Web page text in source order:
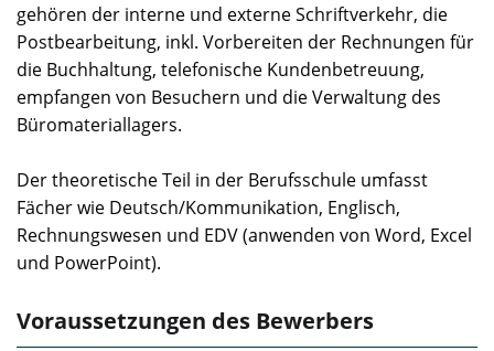
gehören der interne und externe Schriftverkehr, die
Postbearbeitung, inkl. Vorbereiten der Rechnungen für
die Buchhaltung, telefonische Kundenbetreuung,
empfangen von Besuchern und die Verwaltung des
Büromateriallagers.
Der theoretische Teil in der Berufsschule umfasst
Fächer wie Deutsch/Kommunikation, Englisch,
Rechnungswesen und EDV (anwenden von Word, Excel
und PowerPoint).
Voraussetzungen des Bewerbers